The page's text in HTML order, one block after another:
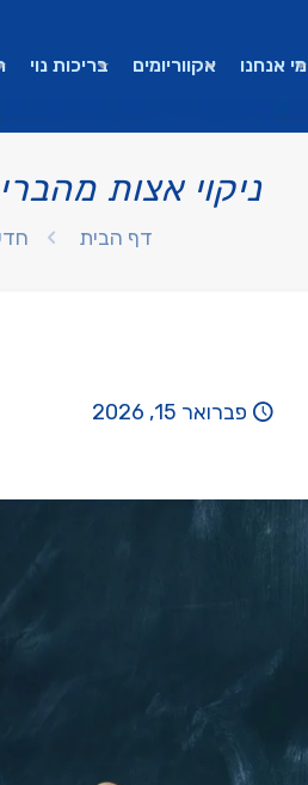
מי אנחנו אקווריומים בריכות נוי
ניקוי אצות
דף הבית
פברואר 15, 2026